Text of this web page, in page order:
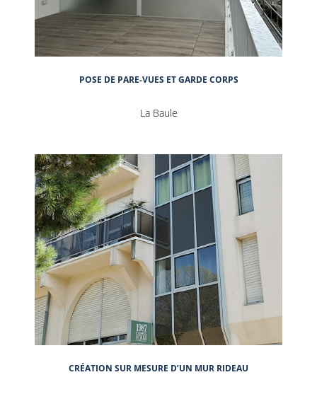
POSE DE PARE-VUES ET GARDE CORPS
La Baule
CRÉATION SUR MESURE D’UN MUR RIDEAU